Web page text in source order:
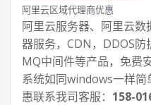
阿里云区域代理商优惠
阿里云服务器、阿里云
器服务，CDN，DDOS防
MQ中间件等产品，免费
系统如同windows一样
惠联系我司客服： 158-